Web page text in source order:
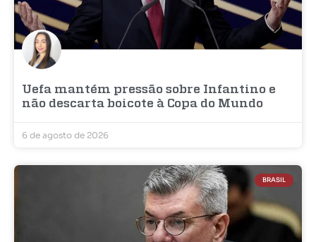
Uefa mantém pressão sobre Infantino e
não descarta boicote à Copa do Mundo
6 de agosto de 2026
BRASIL